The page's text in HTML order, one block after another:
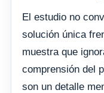
El estudio no
solución única
muestra que
comprensión del
son un detalle